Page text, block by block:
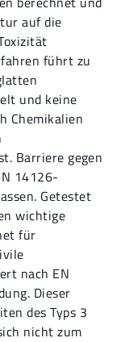
auf die
führt zu
und keine
Chemikalien
Barriere gegen
14126-
Getestet
wichtige
für
nach EN
Dieser
des Typs 3
nicht zum